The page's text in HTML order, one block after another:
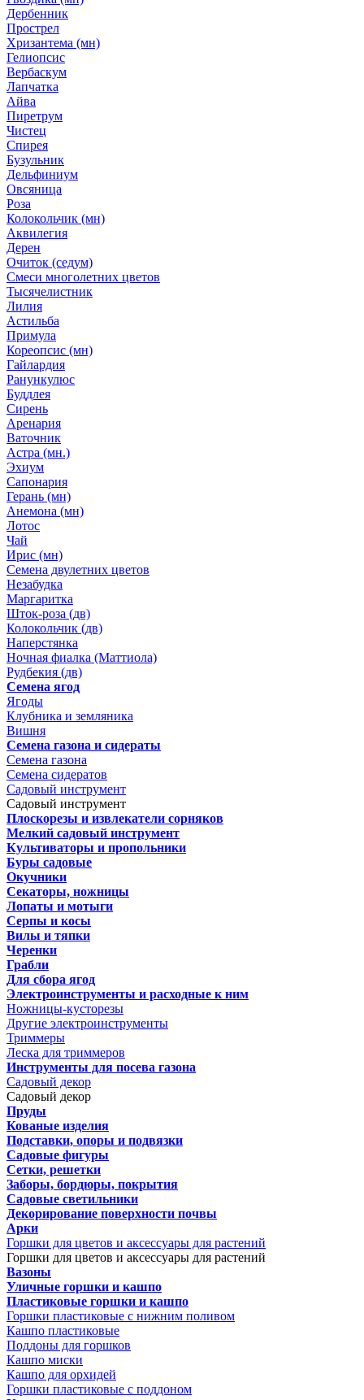
Дербенник
Прострел
Хризантема (мн)
Гелиопсис
Вербаскум
Лапчатка
Айва
Пиретрум
Чистец
Спирея
Бузульник
Дельфиниум
Овсяница
Роза
Колокольчик (мн)
Аквилегия
Дерен
Очиток (седум)
Смеси многолетних цветов
Тысячелистник
Лилия
Астильба
Примула
Кореопсис (мн)
Гайлардия
Ранункулюс
Буддлея
Сирень
Аренария
Ваточник
Астра (мн.)
Эхиум
Сапонария
Герань (мн)
Анемона (мн)
Лотос
Чай
Ирис (мн)
Семена двулетних цветов
Незабудка
Маргаритка
Шток-роза (дв)
Колокольчик (дв)
Наперстянка
Ночная фиалка (Маттиола)
Рудбекия (дв)
Семена ягод
Ягоды
Клубника и земляника
Вишня
Семена газона и сидераты
Семена газона
Семена сидератов
Садовый инструмент
Садовый инструмент
Плоскорезы и извлекатели сорняков
Мелкий садовый инструмент
Культиваторы и пропольники
Буры садовые
Окучники
Секаторы, ножницы
Лопаты и мотыги
Серпы и косы
Вилы и тяпки
Черенки
Грабли
Для сбора ягод
Электроинструменты и расходные к ним
Ножницы-кусторезы
Другие электроинструменты
Триммеры
Леска для триммеров
Инструменты для посева газона
Садовый декор
Садовый декор
Пруды
Кованые изделия
Подставки, опоры и подвязки
Садовые фигуры
Сетки, решетки
Заборы, бордюры, покрытия
Садовые светильники
Декорирование поверхности почвы
Арки
Горшки для цветов и аксессуары для растений
Горшки для цветов и аксессуары для растений
Вазоны
Уличные горшки и кашпо
Пластиковые горшки и кашпо
Горшки пластиковые с нижним поливом
Кашпо пластиковые
Поддоны для горшков
Кашпо миски
Кашпо для орхидей
Горшки пластиковые с поддоном